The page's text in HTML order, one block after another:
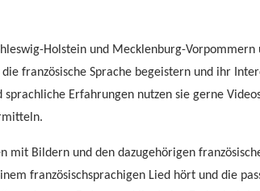
Holstein und Mecklenburg-Vorpommern
französische Sprache begeistern und ihr
Erfahrungen nutzen sie gerne
Bildern und den dazugehörigen
französischsprachigen Lied hört und die